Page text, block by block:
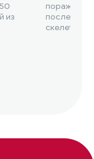
из
скелетной